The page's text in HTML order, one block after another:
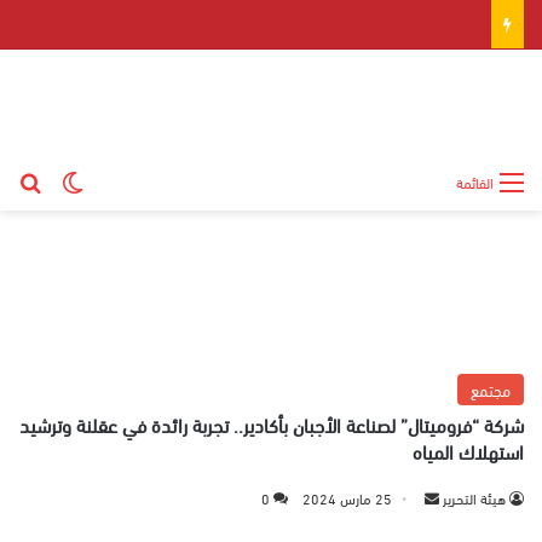
القائمة
مجتمع
شركة “فروميتال” لصناعة الأجبان بأكادير.. تجربة رائدة في عقلنة وترشيد
استهلاك المياه
هيئة التحرير 25 مارس 2024 0